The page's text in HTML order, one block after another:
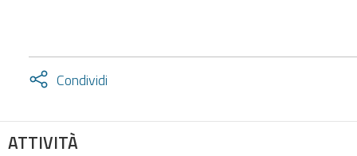
Condividi
Attiva
ATTIVITÀ